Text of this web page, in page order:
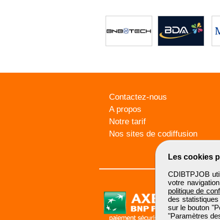
Les cookies
CDIBTPJOB
votre
politique de
des
sur le bouton
"Paramètres
Contactez-nous
A propos
Notre tarif
Nos sites de codiffusion